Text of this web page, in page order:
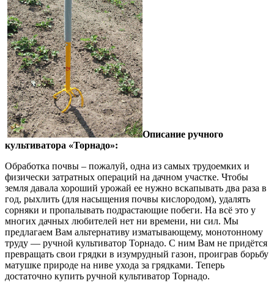
Описание ручного
культиватора «Торнадо»:
Обработка почвы – пожалуй, одна из самых трудоемких и
физически затратных операций на дачном участке. Чтобы
земля давала хороший урожай ее нужно вскапывать два раза в
год, рыхлить (для насыщения почвы кислородом), удалять
сорняки и пропалывать подрастающие побеги. На всё это у
многих дачных любителей нет ни времени, ни сил. Мы
предлагаем Вам альтернативу изматывающему, монотонному
труду — ручной культиватор Торнадо. С ним Вам не придётся
превращать свои грядки в изумрудный газон, проиграв борьбу
матушке природе на ниве ухода за грядками. Теперь
достаточно купить ручной культиватор Торнадо.